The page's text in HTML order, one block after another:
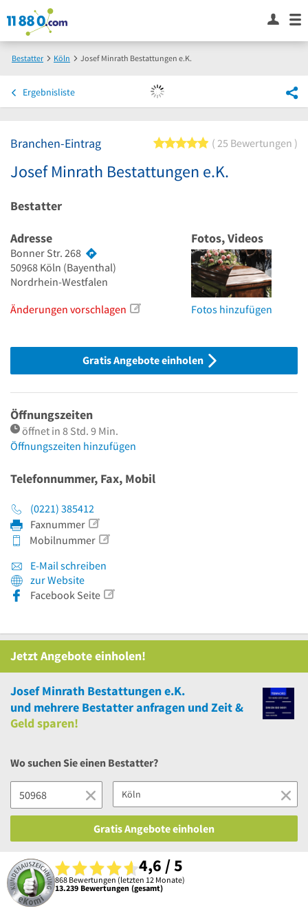
Bestatter Köln Josef Minrath Bestattungen e.K.
Ergebnisliste
Branchen-Eintrag 5 von 5 Sternen
25 Bewertungen
Josef Minrath Bestattungen e.K.
Bestatter
Adresse
Bonner Str. 268
50968 Köln (Bayenthal)
Nordrhein-Westfalen
Änderungen vorschlagen
Fotos, Videos
Fotos hinzufügen
Gratis Angebote einholen
Öffnungszeiten
öffnet in 8 Std. 9 Min.
Öffnungszeiten hinzufügen
Telefonnummer, Fax, Mobil
(0221) 385412
Faxnummer
Mobilnummer
E-Mail schreiben
zur Website
Facebook Seite
Jetzt Angebote einholen!
Josef Minrath Bestattungen e.K.
und mehrere Bestatter anfragen und Zeit &
Geld sparen!
Wo suchen Sie einen Bestatter?
Gratis Angebote einholen
4,6 / 5
868 Bewertungen (letzten 12 Monate)
13.239 Bewertungen (gesamt)